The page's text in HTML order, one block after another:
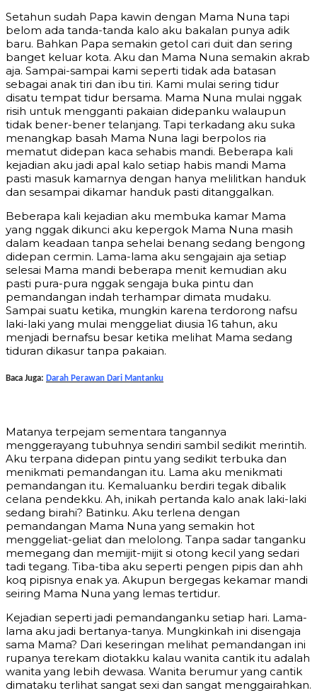
Setahun sudah Papa kawin dengan Mama Nuna tapi
belom ada tanda-tanda kalo aku bakalan punya adik
baru. Bahkan Papa semakin getol cari duit dan sering
banget keluar kota. Aku dan Mama Nuna semakin akrab
aja. Sampai-sampai kami seperti tidak ada batasan
sebagai anak tiri dan ibu tiri. Kami mulai sering tidur
disatu tempat tidur bersama. Mama Nuna mulai nggak
risih untuk mengganti pakaian didepanku walaupun
tidak bener-bener telanjang. Tapi terkadang aku suka
menangkap basah Mama Nuna lagi berpolos ria
mematut didepan kaca sehabis mandi. Beberapa kali
kejadian aku jadi apal kalo setiap habis mandi Mama
pasti masuk kamarnya dengan hanya melilitkan handuk
dan sesampai dikamar handuk pasti ditanggalkan.
Beberapa kali kejadian aku membuka kamar Mama
yang nggak dikunci aku kepergok Mama Nuna masih
dalam keadaan tanpa sehelai benang sedang bengong
didepan cermin. Lama-lama aku sengajain aja setiap
selesai Mama mandi beberapa menit kemudian aku
pasti pura-pura nggak sengaja buka pintu dan
pemandangan indah terhampar dimata mudaku.
Sampai suatu ketika, mungkin karena terdorong nafsu
laki-laki yang mulai menggeliat diusia 16 tahun, aku
menjadi bernafsu besar ketika melihat Mama sedang
tiduran dikasur tanpa pakaian.
Baca Juga: Darah Perawan Dari Mantanku
Matanya terpejam sementara tangannya
menggerayang tubuhnya sendiri sambil sedikit merintih.
Aku terpana didepan pintu yang sedikit terbuka dan
menikmati pemandangan itu. Lama aku menikmati
pemandangan itu. Kemaluanku berdiri tegak dibalik
celana pendekku. Ah, inikah pertanda kalo anak laki-laki
sedang birahi? Batinku. Aku terlena dengan
pemandangan Mama Nuna yang semakin hot
menggeliat-geliat dan melolong. Tanpa sadar tanganku
memegang dan memijit-mijit si otong kecil yang sedari
tadi tegang. Tiba-tiba aku seperti pengen pipis dan ahh
koq pipisnya enak ya. Akupun bergegas kekamar mandi
seiring Mama Nuna yang lemas tertidur.
Kejadian seperti jadi pemandanganku setiap hari. Lama-
lama aku jadi bertanya-tanya. Mungkinkah ini disengaja
sama Mama? Dari keseringan melihat pemandangan ini
rupanya terekam diotakku kalau wanita cantik itu adalah
wanita yang lebih dewasa. Wanita berumur yang cantik
dimataku terlihat sangat sexi dan sangat menggairahkan.